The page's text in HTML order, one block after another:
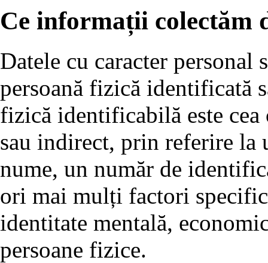
Ce informații colectăm
Datele cu caracter
persoană fizică identificată
fizică identificabilă este
sau indirect, prin referire
nume, un număr de
ori mai mulți factori
identitate mentală,
persoane fizice.